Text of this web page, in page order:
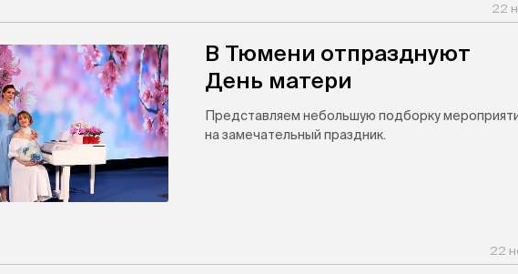
22
В Тюмени отпразднуют
День матери
Представляем небольшую подборку
на замечательный праздник.
22